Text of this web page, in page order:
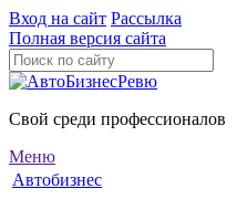
Вход на сайт Рассылка
Полная версия сайта
Свой среди профессионалов
Меню
Автобизнес